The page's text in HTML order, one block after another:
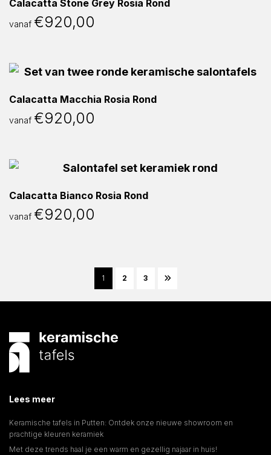
Calacatta Stone Grey Rosia Rond
vanaf €920,00
Calacatta Macchia Rosia Rond
vanaf €920,00
Calacatta Bianco Rosia Rond
vanaf €920,00
1 2 3
Lees meer
Keramische tafels in Putten: Ontdek onze nieuwe showroom en
prachtige kleuren keramiek
Met deze trends haal je een warm en gezellig najaar in huis!